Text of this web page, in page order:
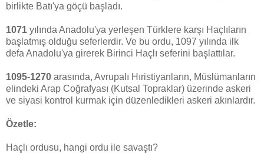
birlikte Batı'ya göçü başladı.
1071 yılında Anadolu'ya yerleşen Türklere karşı Haçlıların
başlatmış olduğu seferlerdir. Ve bu ordu, 1097 yılında ilk
defa Anadolu'ya girerek Birinci Haçlı seferini başlattılar.
1095-1270 arasında, Avrupalı Hıristiyanların, Müslümanların
elindeki Arap Coğrafyası (Kutsal Topraklar) üzerinde askeri
ve siyasi kontrol kurmak için düzenledikleri askeri akınlardır.
Özetle:
Haçlı ordusu, hangi ordu ile savaştı?